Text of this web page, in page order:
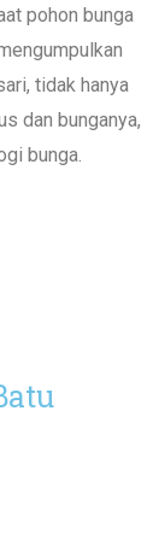
pohon bunga
tidak hanya
dan bunganya,
bunga.